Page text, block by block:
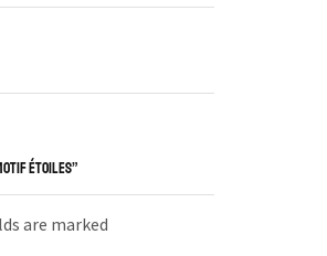
ÉTOILES”
are marked